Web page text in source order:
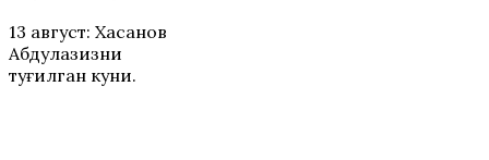
13 август: Хасанов
Абдулазизни
туғилган куни.